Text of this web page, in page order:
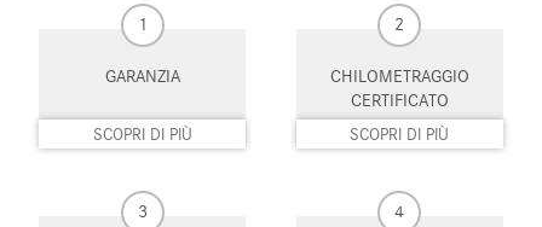
Luci diurne LED
Monitoraggio pressione
Pacchetto sportivo Parabrezza riscaldabile
Park Distance Control Pneumatici estivi
1
GARANZIA
SCOPRI DI PIÙ
2
CHILOMETRAGGIO
CERTIFICATO
SCOPRI DI PIÙ
3 4